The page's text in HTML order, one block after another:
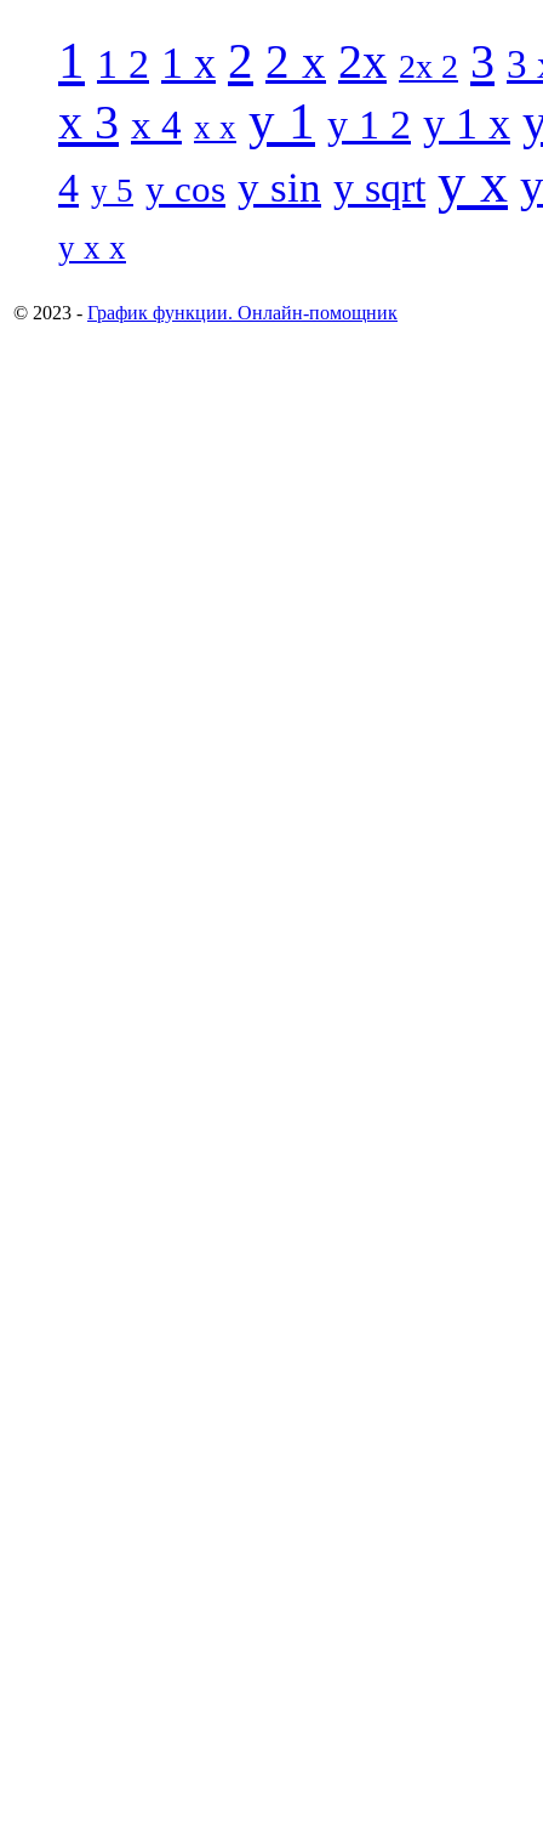
1 1 2 1 x 2 2 x 2x 2x 2 3 3
x 3 x 4 x x y 1 y 1 2 y 1 x
4 y 5 y cos y sin y sqrt y x
y x x
© 2023 - График функции. Онлайн-помощник